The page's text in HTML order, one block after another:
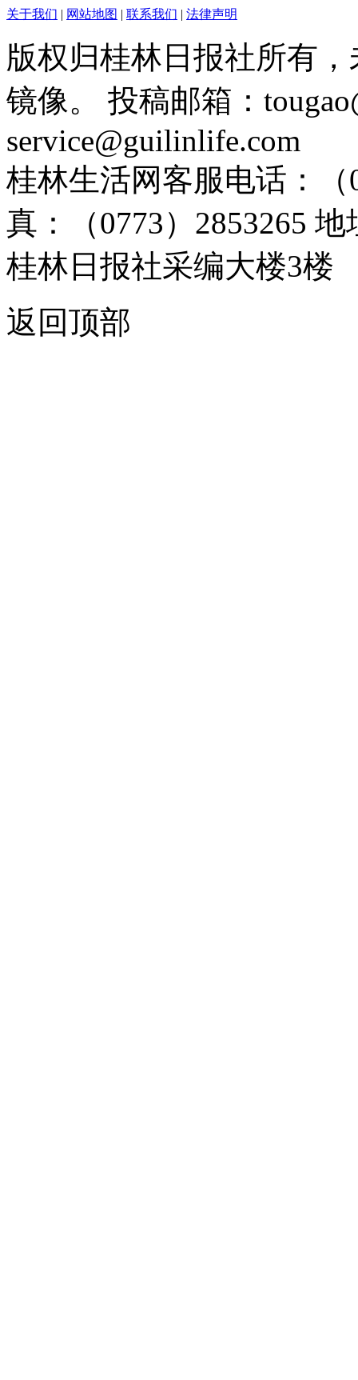
关于我们 | 网站地图 | 联系我们 | 法律声明
版权归桂林日报社所有
镜像。 投稿邮箱：
service@guilinlife.com
桂林生活网客服电话：（
真：（0773）2853265
桂林日报社采编大楼3楼
返回顶部